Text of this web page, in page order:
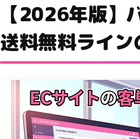
【2026年版】
送料無料ライン